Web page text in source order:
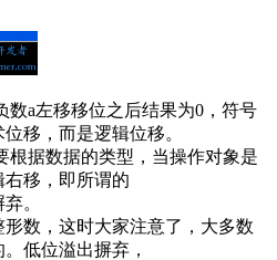
a左移移位之后结果为0，符号
移，而是逻辑位移。
据数据的类型，当操作对象是
移，即所谓的
弃。
数，这时大家注意了，大多数
低位溢出摒弃，